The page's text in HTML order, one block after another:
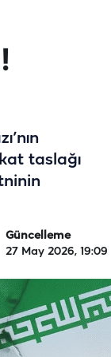
taslağı
Güncelleme
27 May 2026, 19:09